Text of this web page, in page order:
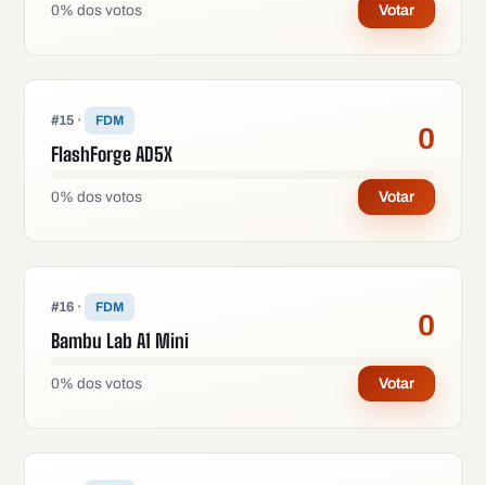
0% dos votos Votar
#15 · FDM
FlashForge AD5X 0
0% dos votos Votar
#16 · FDM
Bambu Lab A1 Mini 0
0% dos votos Votar